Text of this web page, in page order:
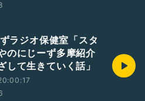
ラジオ保健室「スタ
のにじーず多摩紹介
して生きていく話」